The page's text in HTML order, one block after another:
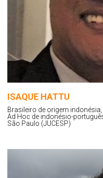
ISAQUE HATTU
Brasileiro de origem
Ad Hoc de indonésio-
São Paulo (JUCESP)